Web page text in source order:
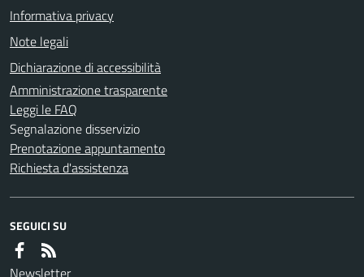
Informativa privacy
Note legali
Dichiarazione di accessibilità
Amministrazione trasparente
Leggi le FAQ
Segnalazione disservizio
Prenotazione appuntamento
Richiesta d'assistenza
SEGUICI SU
Newsletter